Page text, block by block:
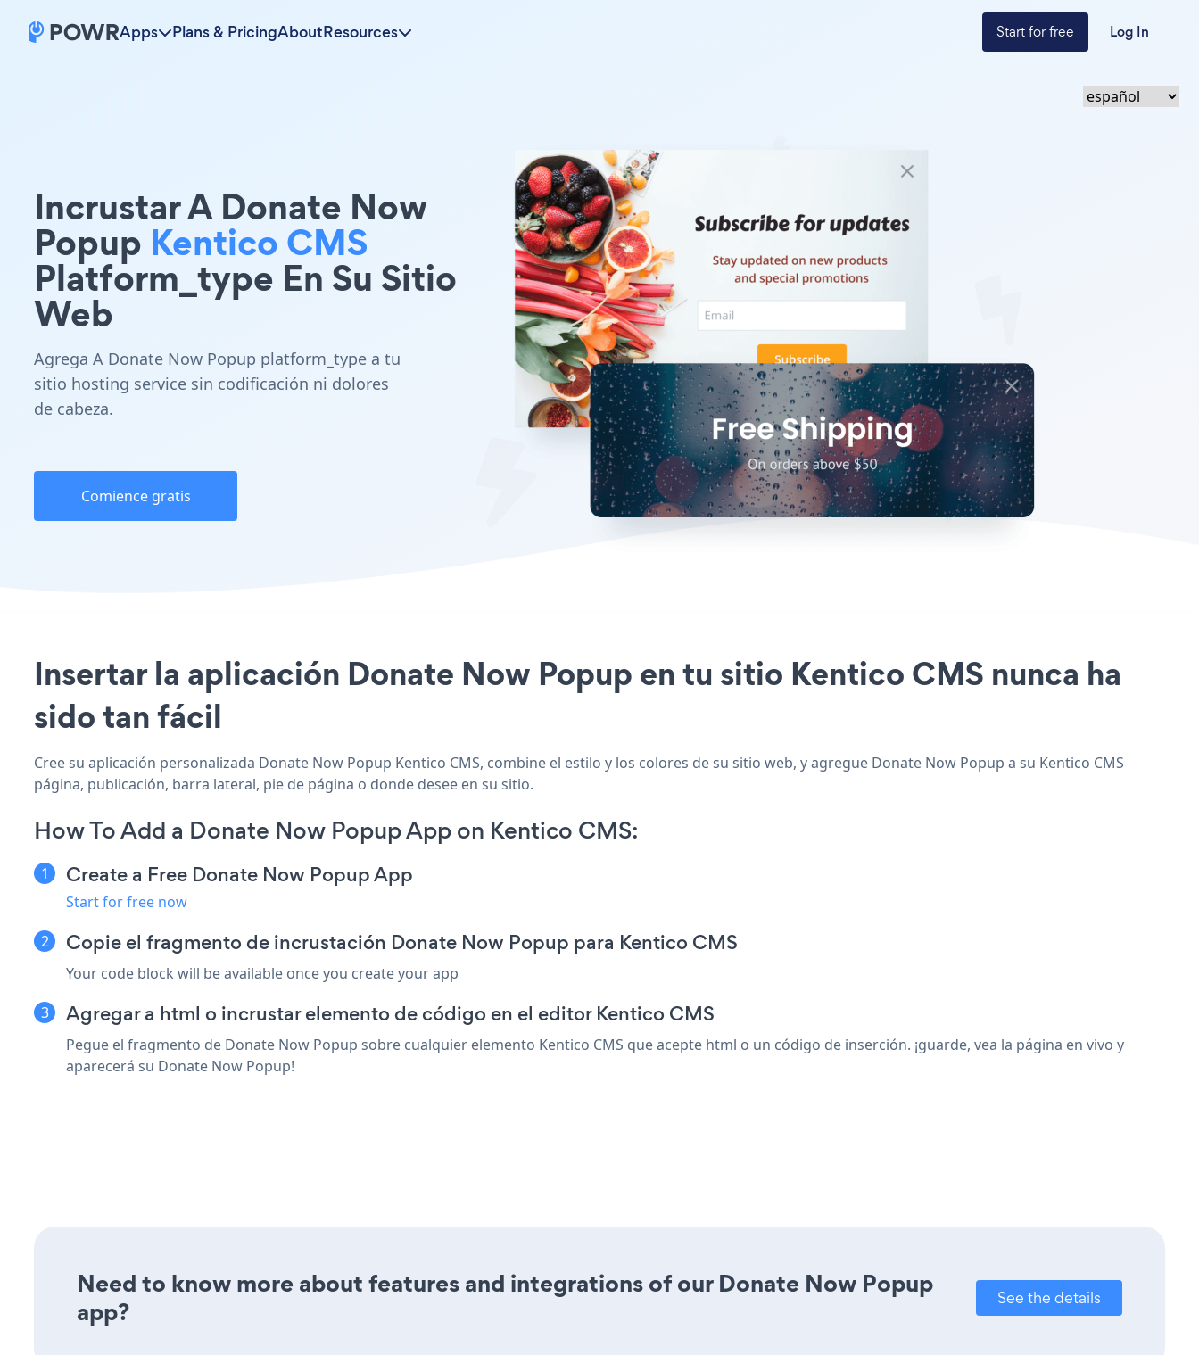
Apps Plans & PricingAboutResources Start for free Log In
Incrustar A Donate Now
Popup Kentico CMS
Platform_type En Su Sitio
Web
Agrega A Donate Now Popup platform_type a tu
sitio hosting service sin codificación ni dolores
de cabeza.
Comience gratis
Insertar la aplicación Donate Now Popup en tu sitio Kentico CMS nunca ha
sido tan fácil
Cree su aplicación personalizada Donate Now Popup Kentico CMS, combine el estilo y los colores de su sitio web, y agregue Donate Now Popup a su Kentico CMS
página, publicación, barra lateral, pie de página o donde desee en su sitio.
How To Add a Donate Now Popup App on Kentico CMS:
Create a Free Donate Now Popup App
Start for free now
Copie el fragmento de incrustación Donate Now Popup para Kentico CMS
Your code block will be available once you create your app
Agregar a html o incrustar elemento de código en el editor Kentico CMS
Pegue el fragmento de Donate Now Popup sobre cualquier elemento Kentico CMS que acepte html o un código de inserción. ¡guarde, vea la página en vivo y
aparecerá su Donate Now Popup!
Need to know more about features and integrations of our Donate Now Popup
app?
See the details